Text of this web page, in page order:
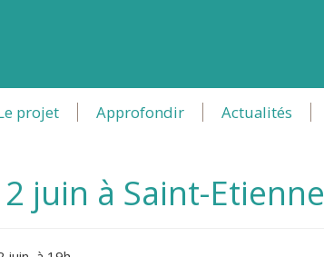
projet Approfondir Actualités
juin à Saint-Etienne